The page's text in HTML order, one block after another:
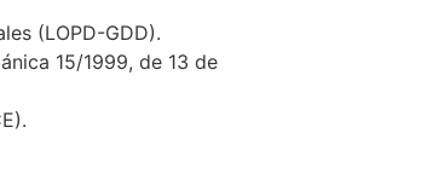
(LOPD-GDD).
15/1999, de 13 de